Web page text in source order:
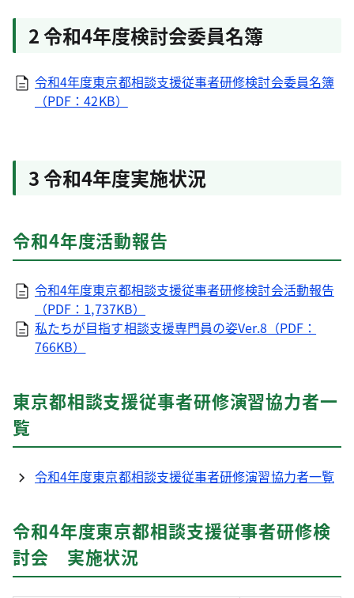
2 令和4年度検討会委員名簿
令和4年度東京都相談支援従事者研修検討会委員名簿
（PDF：42KB）
3 令和4年度実施状況
令和4年度活動報告
令和4年度東京都相談支援従事者研修検討会活動報告
（PDF：1,737KB）
私たちが目指す相談支援専門員の姿Ver.8（PDF：
766KB）
東京都相談支援従事者研修演習協力者一
覧
令和4年度東京都相談支援従事者研修演習協力者一覧
令和4年度東京都相談支援従事者研修検
討会 実施状況